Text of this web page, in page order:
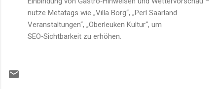
nutze Metatags wie „Villa Borg“, „Perl Saarland
Veranstaltungen“, „Oberleuken Kultur“, um
SEO‑Sichtbarkeit zu erhöhen.